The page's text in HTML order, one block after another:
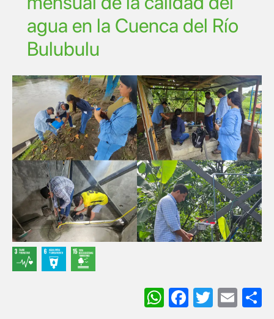
agua en la Cuenca del Río
Bulubulu
WhatsApp
Facebook
Twitter